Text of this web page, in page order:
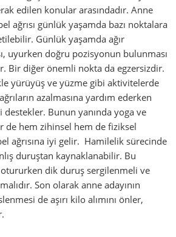
edilen konular arasındadır. Anne
ağrısı günlük yaşamda bazı noktalara
Günlük yaşamda ağır
uyurken doğru pozisyonun bulunması
Bir diğer önemli nokta da egzersizdir.
yürüyüş ve yüzme gibi aktivitelerde
azalmasına yardım ederken
destekler. Bunun yanında yoga ve
de hem zihinsel hem de fiziksel
ağrısına iyi gelir. Hamilelik sürecinde
duruştan kaynaklanabilir. Bu
dik duruş sergilenmeli ve
Son olarak anne adayının
de aşırı kilo alımını önler,